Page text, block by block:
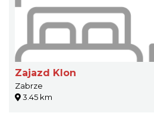
Zajazd Klon
Zabrze
3.45 km